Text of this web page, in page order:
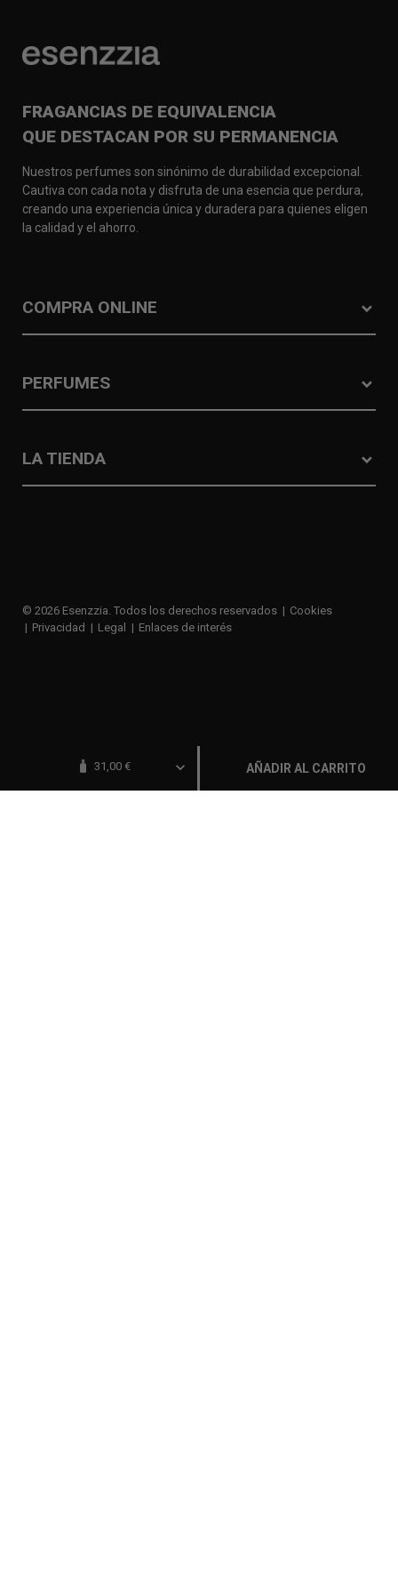
31,00 € navigate_before AÑADIR AL CARRITO
FRAGANCIAS DE EQUIVALENCIA
QUE DESTACAN POR SU PERMANENCIA
Nuestros perfumes son sinónimo de durabilidad excepcional.
Cautiva con cada nota y disfruta de una esencia que perdura,
creando una experiencia única y duradera para quienes eligen
la calidad y el ahorro.
COMPRA ONLINE
PERFUMES
LA TIENDA
© 2026 Esenzzia. Todos los derechos reservados
Cookies
Privacidad
Legal Enlaces de interés